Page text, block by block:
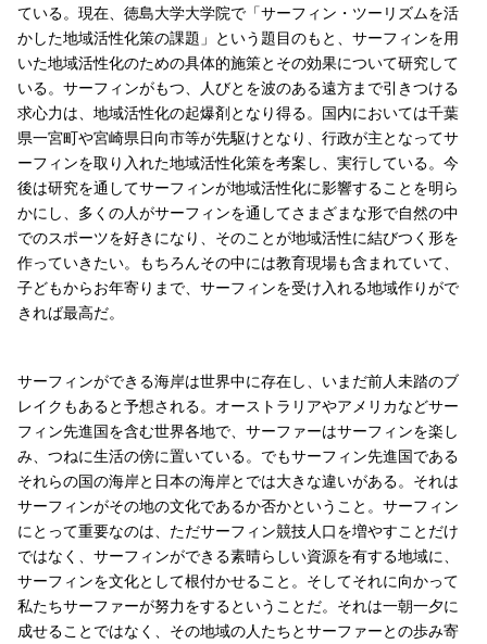
ている。現在、徳島大学大学院で「サーフィン・ツーリズムを活
かした地域活性化策の課題」という題目のもと、サーフィンを用
いた地域活性化のための具体的施策とその効果について研究して
いる。サーフィンがもつ、人びとを波のある遠方まで引きつける
求心力は、地域活性化の起爆剤となり得る。国内においては千葉
県一宮町や宮崎県日向市等が先駆けとなり、行政が主となってサ
ーフィンを取り入れた地域活性化策を考案し、実行している。今
後は研究を通してサーフィンが地域活性化に影響することを明ら
かにし、多くの人がサーフィンを通してさまざまな形で自然の中
でのスポーツを好きになり、そのことが地域活性に結びつく形を
作っていきたい。もちろんその中には教育現場も含まれていて、
子どもからお年寄りまで、サーフィンを受け入れる地域作りがで
きれば最高だ。
サーフィンができる海岸は世界中に存在し、いまだ前人未踏のブ
レイクもあると予想される。オーストラリアやアメリカなどサー
フィン先進国を含む世界各地で、サーファーはサーフィンを楽し
み、つねに生活の傍に置いている。でもサーフィン先進国である
それらの国の海岸と日本の海岸とでは大きな違いがある。それは
サーフィンがその地の文化であるか否かということ。サーフィン
にとって重要なのは、ただサーフィン競技人口を増やすことだけ
ではなく、サーフィンができる素晴らしい資源を有する地域に、
サーフィンを文化として根付かせること。そしてそれに向かって
私たちサーファーが努力をするということだ。それは一朝一夕に
成せることではなく、その地域の人たちとサーファーとの歩み寄